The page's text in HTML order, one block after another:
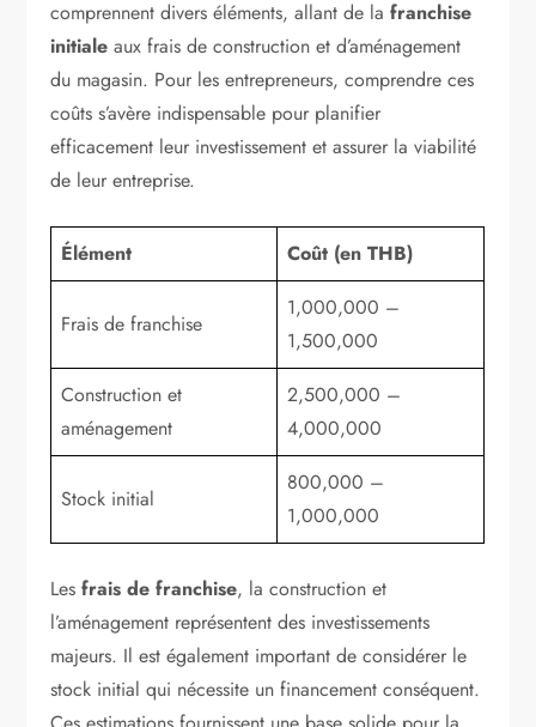
comprennent divers éléments, allant de lafranchise
initiale aux frais de construction et d’aménagement
du magasin. Pour les entrepreneurs, comprendre ces
coûts s’avère indispensable pour planifier
efficacement leur investissement et assurer la viabilité
de leur entreprise.
Élément Coût (en THB)
Frais de franchise
1,000,000 –
1,500,000
Construction et
aménagement
2,500,000 –
4,000,000
Stock initial
800,000 –
1,000,000
Lesfrais de franchise, la construction et
l’aménagement représentent des investissements
majeurs. Il est également important de considérer le
stock initial qui nécessite un financement conséquent.